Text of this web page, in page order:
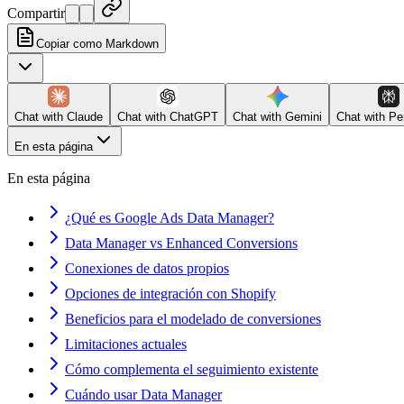
Compartir
Copiar como Markdown
Chat with Claude Chat with ChatGPT Chat with Gemini Chat with
En esta página
En esta página
¿Qué es Google Ads Data Manager?
Data Manager vs Enhanced Conversions
Conexiones de datos propios
Opciones de integración con Shopify
Beneficios para el modelado de conversiones
Limitaciones actuales
Cómo complementa el seguimiento existente
Cuándo usar Data Manager